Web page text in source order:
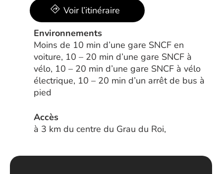
Voir l’itinéraire
Environnements
Moins de 10 min d’une gare SNCF en
voiture, 10 – 20 min d’une gare SNCF à
vélo, 10 – 20 min d’une gare SNCF à vélo
électrique, 10 – 20 min d’un arrêt de bus à
pied
Accès
à 3 km du centre du Grau du Roi,